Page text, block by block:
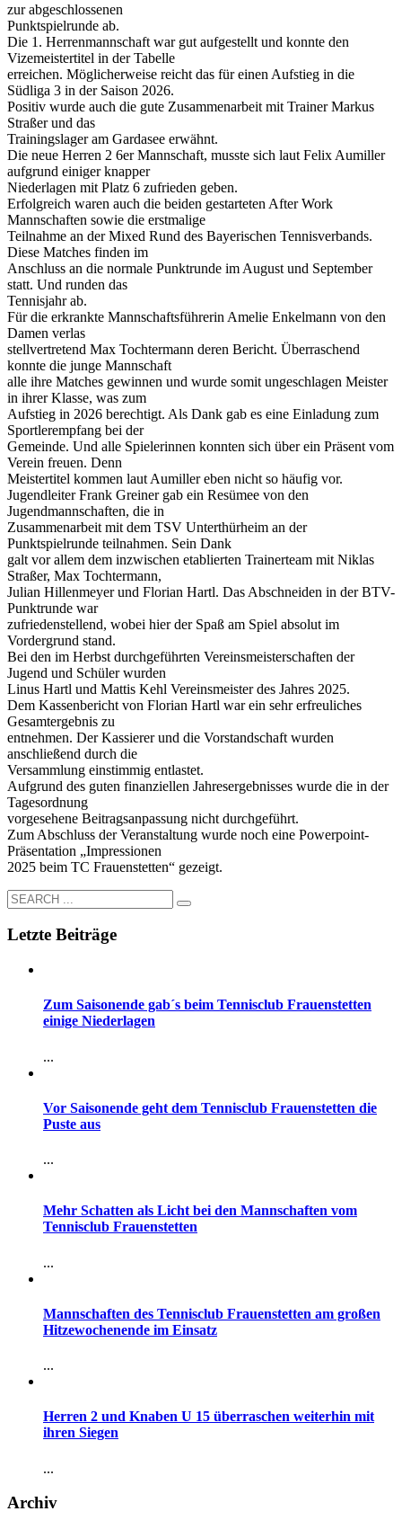
zur abgeschlossenen
Punktspielrunde ab.
Die 1. Herrenmannschaft war gut aufgestellt und konnte den
Vizemeistertitel in der Tabelle
erreichen. Möglicherweise reicht das für einen Aufstieg in die
Südliga 3 in der Saison 2026.
Positiv wurde auch die gute Zusammenarbeit mit Trainer Markus
Straßer und das
Trainingslager am Gardasee erwähnt.
Die neue Herren 2 6er Mannschaft, musste sich laut Felix Aumiller
aufgrund einiger knapper
Niederlagen mit Platz 6 zufrieden geben.
Erfolgreich waren auch die beiden gestarteten After Work
Mannschaften sowie die erstmalige
Teilnahme an der Mixed Rund des Bayerischen Tennisverbands.
Diese Matches finden im
Anschluss an die normale Punktrunde im August und September
statt. Und runden das
Tennisjahr ab.
Für die erkrankte Mannschaftsführerin Amelie Enkelmann von den
Damen verlas
stellvertretend Max Tochtermann deren Bericht. Überraschend
konnte die junge Mannschaft
alle ihre Matches gewinnen und wurde somit ungeschlagen Meister
in ihrer Klasse, was zum
Aufstieg in 2026 berechtigt. Als Dank gab es eine Einladung zum
Sportlerempfang bei der
Gemeinde. Und alle Spielerinnen konnten sich über ein Präsent vom
Verein freuen. Denn
Meistertitel kommen laut Aumiller eben nicht so häufig vor.
Jugendleiter Frank Greiner gab ein Resümee von den
Jugendmannschaften, die in
Zusammenarbeit mit dem TSV Unterthürheim an der
Punktspielrunde teilnahmen. Sein Dank
galt vor allem dem inzwischen etablierten Trainerteam mit Niklas
Straßer, Max Tochtermann,
Julian Hillenmeyer und Florian Hartl. Das Abschneiden in der BTV-
Punktrunde war
zufriedenstellend, wobei hier der Spaß am Spiel absolut im
Vordergrund stand.
Bei den im Herbst durchgeführten Vereinsmeisterschaften der
Jugend und Schüler wurden
Linus Hartl und Mattis Kehl Vereinsmeister des Jahres 2025.
Dem Kassenbericht von Florian Hartl war ein sehr erfreuliches
Gesamtergebnis zu
entnehmen. Der Kassierer und die Vorstandschaft wurden
anschließend durch die
Versammlung einstimmig entlastet.
Aufgrund des guten finanziellen Jahresergebnisses wurde die in der
Tagesordnung
vorgesehene Beitragsanpassung nicht durchgeführt.
Zum Abschluss der Veranstaltung wurde noch eine Powerpoint-
Präsentation „Impressionen
2025 beim TC Frauenstetten“ gezeigt.
Letzte Beiträge
Zum Saisonende gab´s beim Tennisclub Frauenstetten
einige Niederlagen
...
Vor Saisonende geht dem Tennisclub Frauenstetten die
Puste aus
...
Mehr Schatten als Licht bei den Mannschaften vom
Tennisclub Frauenstetten
...
Mannschaften des Tennisclub Frauenstetten am großen
Hitzewochenende im Einsatz
...
Herren 2 und Knaben U 15 überraschen weiterhin mit
ihren Siegen
...
Archiv